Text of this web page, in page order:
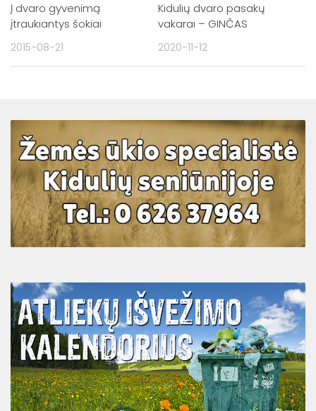
Į dvaro gyvenimą
įtraukiantys šokiai
2015-08-21
Kidulių dvaro pasakų
vakarai – GINČAS
2020-11-12